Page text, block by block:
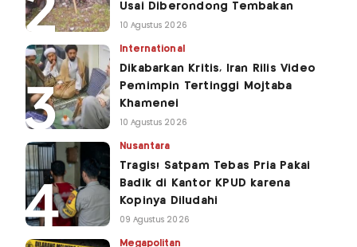
Usai Diberondong Tembakan
10 Agustus 2026
International
Dikabarkan Kritis, Iran Rilis Video
Pemimpin Tertinggi Mojtaba
Khamenei
10 Agustus 2026
Nusantara
Tragis! Satpam Tebas Pria Pakai
Badik di Kantor KPUD karena
Kopinya Diludahi
09 Agustus 2026
Megapolitan